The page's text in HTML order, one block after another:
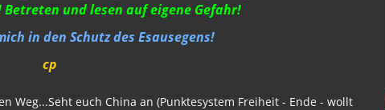
und lesen auf eigene Gefahr!
in den Schutz des Esausegens!
cp
Weg...Seht euch China an (Punktesystem Freiheit - Ende - wollt